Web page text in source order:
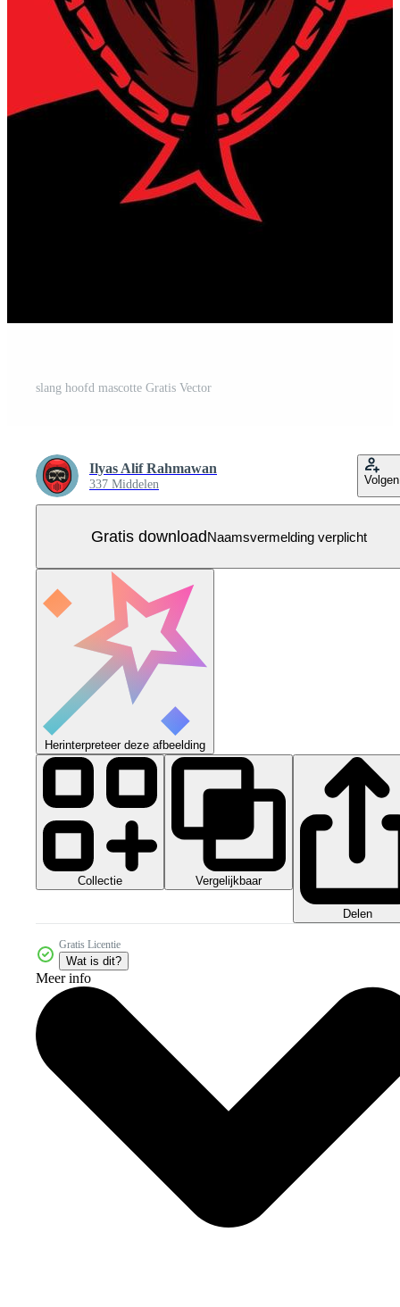
slang hoofd mascotte Gratis Vector
Ilyas Alif Rahmawan
337 Middelen Volgen
Gratis downloadNaamsvermelding verplicht
Herinterpreteer deze afbeelding
Collectie Vergelijkbaar
Delen
Gratis Licentie
Wat is dit?
Meer info